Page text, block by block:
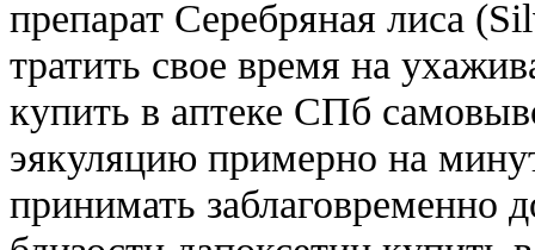
препарат Серебряная лиса
тратить свое время на
купить в аптеке СПб
эякуляцию примерно на
принимать заблаговременно